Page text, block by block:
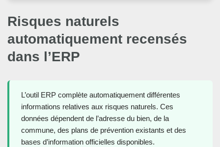
Risques naturels
automatiquement recensés
dans l’ERP
L’outil ERP complète automatiquement différentes
informations relatives aux risques naturels. Ces
données dépendent de l’adresse du bien, de la
commune, des plans de prévention existants et des
bases d’information officielles disponibles.